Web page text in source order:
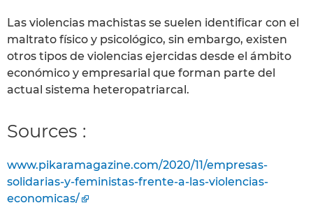
Las violencias machistas se suelen identificar con el
maltrato físico y psicológico, sin embargo, existen
otros tipos de violencias ejercidas desde el ámbito
económico y empresarial que forman parte del
actual sistema heteropatriarcal.
Sources :
www.pikaramagazine.com/2020/11/empresas-
solidarias-y-feministas-frente-a-las-violencias-
economicas/